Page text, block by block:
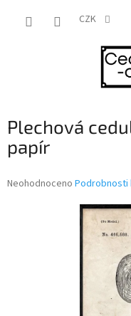
CZK
Plechová
papír
Průměrné
Neohodnoceno Podrobnosti